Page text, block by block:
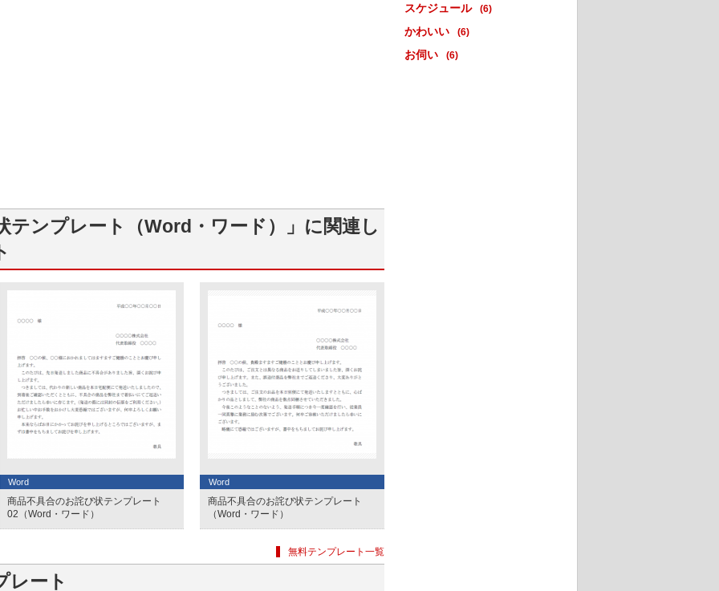
テンプレート（Word・ワード）」に関連し
Word
商品不具合のお詫び状テンプレート
02（Word・ワード）
Word
商品不具合のお詫び状テンプレート
（Word・ワード）
無料テンプレート一覧
レート
スケジュール (6)
かわいい (6)
お伺い (6)